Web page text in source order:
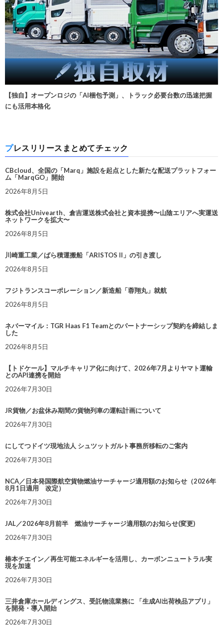
【独自】オープンロジの「AI梱包予測」、トラック必要台数の迅速把握
にも活用本格化
プレスリリースまとめてチェック
CBcloud、全国の「Marq」施設を起点とした新たな配送プラットフォー
ム「MarqGO」開始
2026年8月5日
株式会社Univearth、倉吉運送株式会社と資本提携〜山陰エリアへ実運送
ネットワークを拡大〜
2026年8月5日
川崎重工業／ばら積運搬船「ARISTOS II」の引き渡し
2026年8月5日
フジトランスコーポレーション／新造船「蓉翔丸」就航
2026年8月5日
ネバーマイル：TGR Haas F1 Teamとのパートナーシップ契約を締結しま
した
2026年8月5日
【トドケール】マルチキャリア化に向けて、2026年7月よりヤマト運輸
とのAPI連携を開始
2026年7月30日
JR貨物／お盆休み期間の貨物列車の運転計画について
2026年7月30日
にしてつドイツ現地法人 シュツットガルト事務所移転のご案内
2026年7月30日
NCA／日本発国際航空貨物燃油サーチャージ適用額のお知らせ（2026年
8月1日適用 改定）
2026年7月30日
JAL／2026年8月前半 燃油サーチャージ適用額のお知らせ(変更)
2026年7月30日
椿本チエイン／再生可能エネルギーを活用し、カーボンニュートラル実
現を加速
2026年7月30日
三井倉庫ホールディングス、受託物流業務に 「生成AI出荷検品アプリ」
を開発・導入開始
2026年7月30日